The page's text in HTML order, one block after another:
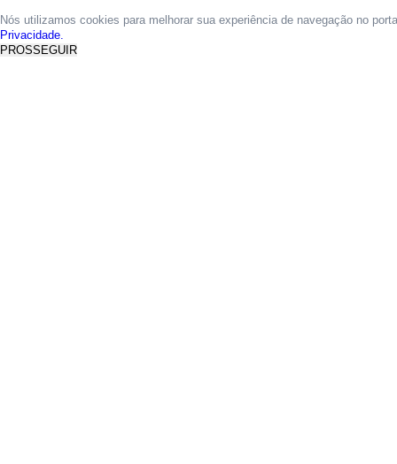
Nós utilizamos cookies para melhorar sua experiência de navegação no
Privacidade.
PROSSEGUIR